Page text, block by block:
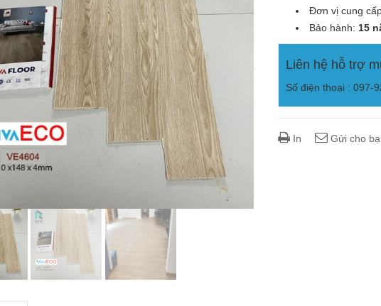
Đơn vị cung
Bảo hành: 15
Liên hệ hỗ trợ
Số điện thoại : 097-
In Gửi cho